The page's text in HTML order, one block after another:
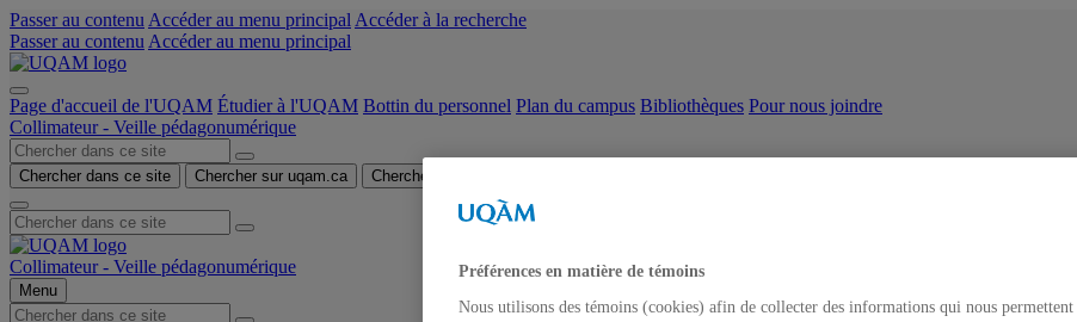
Passer au contenu Accéder au menu principal Accéder à la recherche
Passer au contenu Accéder au menu principal
Page d'accueil de l'UQAM Étudier à l'UQAM Bottin du personnel Plan du campus Bibliothèques Pour nous joindre
Collimateur - Veille pédagonumérique
Chercher dans ce site Chercher sur uqam.ca Chercher sur le web
Collimateur - Veille pédagonumérique
Menu
Préférences en matière de témoins
Nous utilisons des témoins (cookies) afin de collecter des informations qui nous permettent